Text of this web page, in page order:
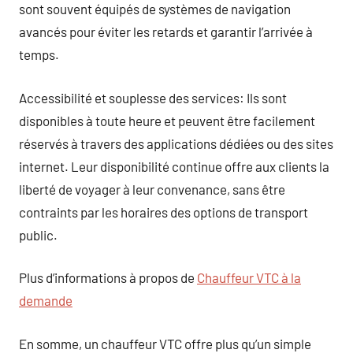
sont souvent équipés de systèmes de navigation
avancés pour éviter les retards et garantir l’arrivée à
temps.
Accessibilité et souplesse des services: Ils sont
disponibles à toute heure et peuvent être facilement
réservés à travers des applications dédiées ou des sites
internet. Leur disponibilité continue offre aux clients la
liberté de voyager à leur convenance, sans être
contraints par les horaires des options de transport
public.
Plus d’informations à propos de Chauffeur VTC à la
demande
En somme, un chauffeur VTC offre plus qu’un simple